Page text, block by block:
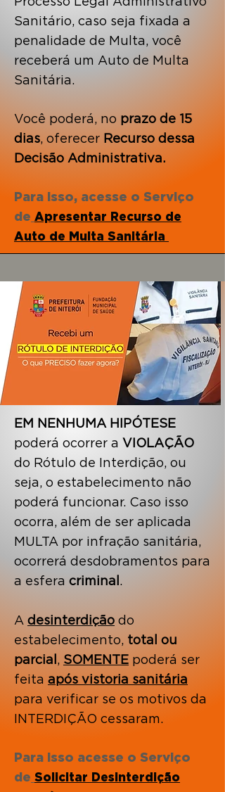
Sanitário, caso seja fixada a
penalidade de Multa, você
receberá um Auto de Multa
Sanitária.
Você poderá, no prazo de 15
dias, oferecer Recurso dessa
Decisão Administrativa.
Para isso, acesse o Serviço
de Apresentar Recurso de
Auto de Multa Sanitária
EM NENHUMA HIPÓTESE
poderá ocorrer a VIOLAÇÃO
do Rótulo de Interdição, ou
seja, o estabelecimento não
poderá funcionar. Caso isso
ocorra, além de ser aplicada
MULTA por infração sanitária,
ocorrerá desdobramentos para
a esfera criminal .
A desinterdição do
estabelecimento, total ou
parcial , SOMENTE poderá ser
feita após vistoria sanitária
para verificar se os motivos da
INTERDIÇÃO cessaram.
Para isso acesse o Serviço
de Solicitar Desinterdição